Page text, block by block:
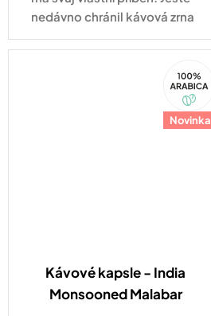
nedávno chránil kávová zrna
při jejich cestě z plantáže do
pražírny, dnes může najít
Novinka
Arabica
Kávové kapsle - India
Monsooned Malabar